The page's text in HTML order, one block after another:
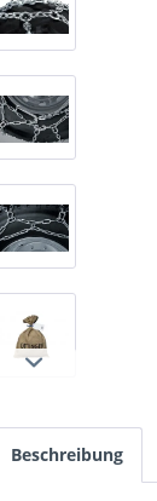
Beschreibung